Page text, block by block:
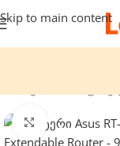
Skip to main content
დააჭირეთ